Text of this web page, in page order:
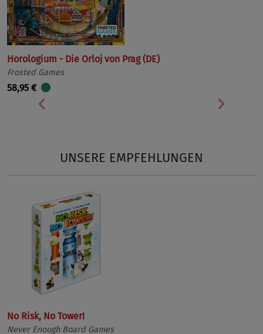
Horologium - Die Orloj von Prag (DE)
Frosted Games
58,95 €
Vorherige
UNSERE EMPFEHLUNGEN
No Risk, No Tower!
Never Enough Board Games